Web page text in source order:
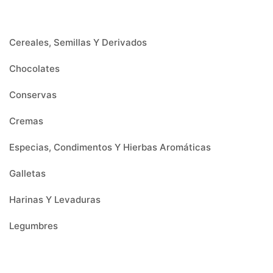
Cereales, Semillas Y Derivados
Chocolates
Conservas
Cremas
Especias, Condimentos Y Hierbas Aromáticas
Galletas
Harinas Y Levaduras
Legumbres